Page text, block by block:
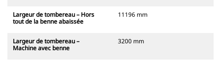
Largeur de tombereau – Hors
tout de la benne abaissée
11196 mm
Largeur de tombereau –
Machine avec benne
3200 mm